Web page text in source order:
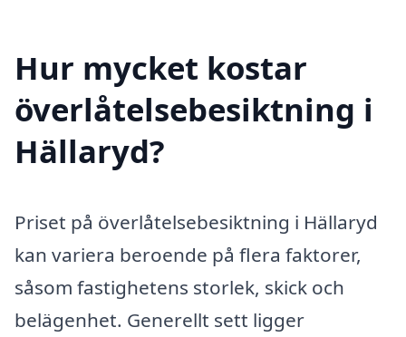
Hur mycket kostar
överlåtelsebesiktning i
Hällaryd?
Priset på överlåtelsebesiktning i Hällaryd
kan variera beroende på flera faktorer,
såsom fastighetens storlek, skick och
belägenhet. Generellt sett ligger